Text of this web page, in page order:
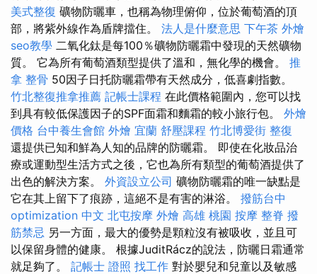
美式整復 礦物防曬車，也稱為物理俯仰，位於葡萄酒的頂
部，將紫外線作為盾牌擋住。 法人是什麼意思 下午茶 外燴
seo教學 二氧化鈦是每100％礦物防曬霜中發現的天然礦物
質。 它為所有葡萄酒類型提供了溫和，無化學的機會。 推
拿 整骨 50因子日托防曬霜帶有天然成分，低喜劇指數。
竹北整復推拿推薦 記帳士課程 在此價格範圍內，您可以找
到具有較低保護因子的SPF面霜和麵霜的較小旅行包。 外燴
價格 台中養生會館 外燴 宜蘭 舒壓課程 竹北博愛街 整復
還提供已知和鮮為人知的品牌的防曬霜。 即使在化妝品治
療或運動型生活方式之後，它也為所有類型的葡萄酒提供了
出色的解決方案。 外資設立公司 礦物防曬霜的唯一缺點是
它在其上留下了痕跡，這絕不是有害的淋浴。 撥筋台中
optimization 中文 北屯按摩 外燴 高雄 桃園 按摩 整脊 撥
筋禁忌 另一方面，最大的優勢是顆粒沒有被吸收，並且可
以保留身體的健康。 根據JuditRácz的說法，防曬日霜通常
就足夠了。 記帳士 證照 找工作 對於嬰兒和兒童以及敏感